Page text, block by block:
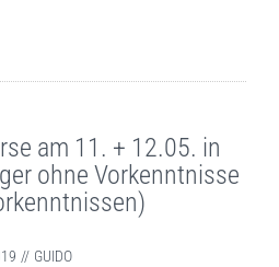
am 11. + 12.05. in
ohne Vorkenntnisse
GUIDO